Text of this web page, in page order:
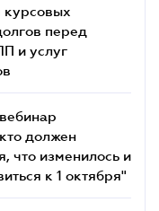
курсовых
перед
и услуг
должен
что изменилось и
к 1 октября"